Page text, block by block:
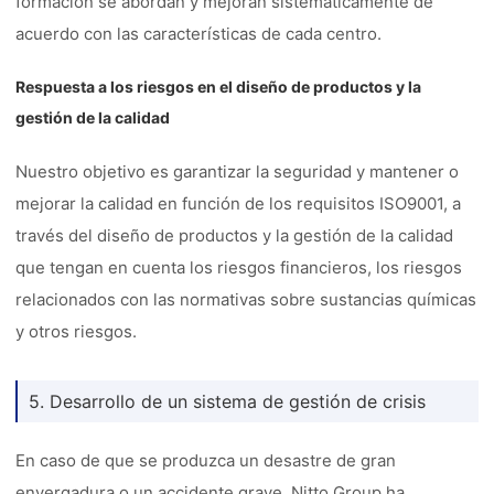
acuerdo con las características de cada centro.
Respuesta a los riesgos en el diseño de productos y la
gestión de la calidad
Nuestro objetivo es garantizar la seguridad y mantener o
mejorar la calidad en función de los requisitos ISO9001, a
través del diseño de productos y la gestión de la calidad
que tengan en cuenta los riesgos financieros, los riesgos
relacionados con las normativas sobre sustancias químicas
y otros riesgos.
5. Desarrollo de un sistema de gestión de crisis
En caso de que se produzca un desastre de gran